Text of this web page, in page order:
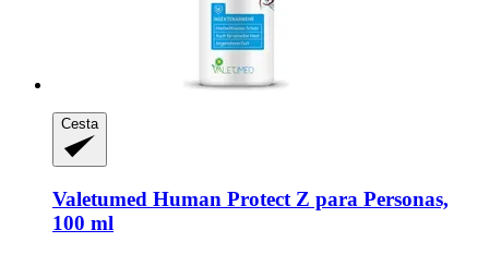
Cesta
Valetumed Human Protect Z para Personas,
100 ml